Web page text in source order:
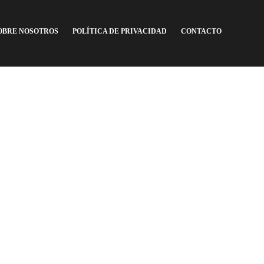
NOSOTROS POLÍTICA DE PRIVACIDAD CONTACTO